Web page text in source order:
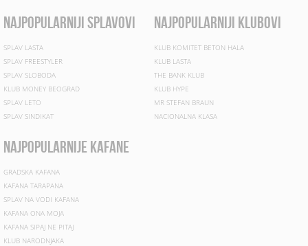
najpopularniji splavovi
SPLAV LASTA
SPLAV FREESTYLER
SPLAV SLOBODA
KLUB MONEY BEOGRAD
SPLAV LETO
SPLAV SINDIKAT
najpopularniji klubovi
KLUB KOMITET BETON HALA
KLUB LASTA
THE BANK KLUB
KLUB HYPE
MR STEFAN BRAUN
NACIONALNA KLASA
najpopularnije kafane
GRADSKA KAFANA
KAFANA TARAPANA
SPLAV NA VODI KAFANA
KAFANA ONA MOJA
KAFANA SIPAJ NE PITAJ
KLUB NARODNJAKA